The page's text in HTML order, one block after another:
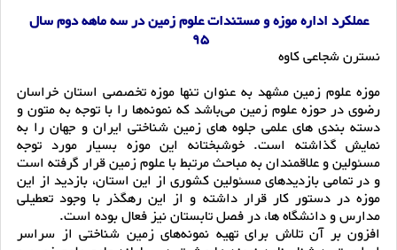
عملکرد اداره موزه و مستندات علوم زمین در سه ماهه دوم سال
95
نسترن شجاعی کاوه
موزه علوم زمین مشهد به عنوان تنها موزه تخصصی استان خراسان
رضوی در حوزه علوم زمین می‌باشد که نمونه‌ها را با توجه به متون و
دسته بندی های علمی جلوه های زمین شناختی ایران و جهان را به
نمایش گذاشته است. خوشبختانه این موزه بسیار مورد توجه
مسئولین و علاقمندان به مباحث مرتبط با علوم زمین قرار گرفته است
و در تمامی بازدیدهای مسئولین کشوری از این استان، بازدید از این
موزه در دستور کار قرار داشته و از این رهگذر با وجود تعطیلی
مدارس و دانشگاه ها، در فصل تابستان نیز فعال بوده است.
افزون بر آن تلاش برای تهیه نمونه‌های زمین شناختی از سراسر